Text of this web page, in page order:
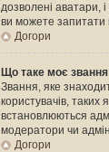
дозволені аватари,
ви можете запитати
Догори
Що таке моє звання
Звання, яке
користувачів,
встановлюються
модератори чи
Догори